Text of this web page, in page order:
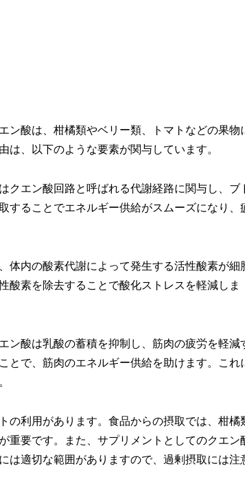
ン酸は、柑橘類やベリー類、トマトなどの果物
、以下のような要素が関与しています。
クエン酸回路と呼ばれる代謝経路に関与し、ブ
することでエネルギー供給がスムーズになり、
体内の酸素代謝によって発生する活性酸素が細
酸素を除去することで酸化ストレスを軽減しま
ン酸は乳酸の蓄積を抑制し、筋肉の疲労を軽減
とで、筋肉のエネルギー供給を助けます。これ
の利用があります。食品からの摂取では、柑橘
重要です。また、サプリメントとしてのクエン
は適切な範囲がありますので、過剰摂取には注